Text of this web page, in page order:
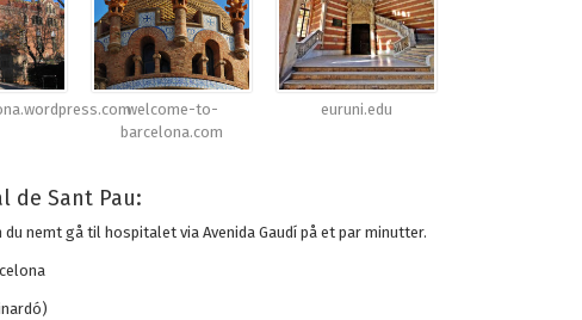
welcome-to-
barcelona.com
euruni.edu
de Sant Pau:
nemt gå til hospitalet via Avenida Gaudí på et par minutter.